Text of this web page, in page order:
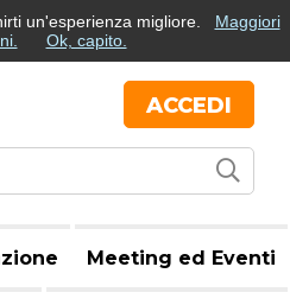
Italiano English
ACCEDI
Meeting ed Eventi
un'esperienza migliore.
Maggiori
Ok, capito.